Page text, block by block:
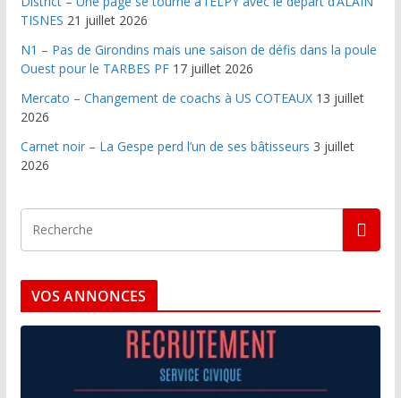
TISNES 21 juillet 2026
N1 – Pas de Girondins mais une saison de défis dans la poule
Ouest pour le TARBES PF 17 juillet 2026
Mercato – Changement de coachs à US COTEAUX 13 juillet
2026
Carnet noir – La Gespe perd l’un de ses bâtisseurs 3 juillet
2026
VOS ANNONCES